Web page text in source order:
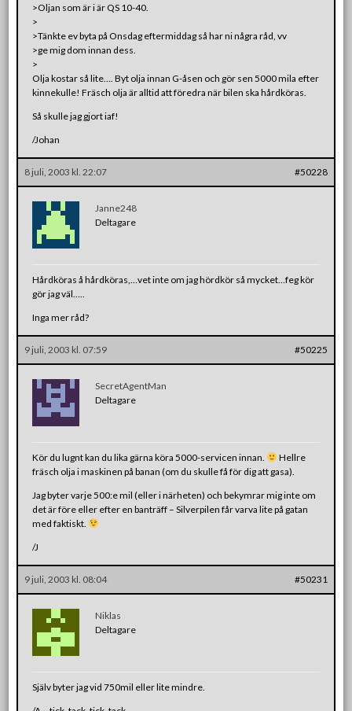
>Oljan som är i är QS 10-40.
>
>Tänkte ev byta på Onsdag eftermiddag så har ni några råd, vv
>ge mig dom innan dess.
>
Olja kostar så lite…. Byt olja innan G-åsen och gör sen 5000 mila efter
kinnekulle! Fräsch olja är alltid att föredra när bilen ska hårdköras.
Så skulle jag gjort iaf!
/Johan
8 juli, 2003 kl. 22:07 #50228
Janne248
Deltagare
Hårdköras å hårdköras,…vet inte om jag hördkör så mycket…feg kör
gör jag väl…..
Inga mer råd?
9 juli, 2003 kl. 07:59 #50225
SecretAgentMan
Deltagare
Kör du lugnt kan du lika gärna köra 5000-servicen innan.
Hellre
fräsch olja i maskinen på banan (om du skulle få för dig att gasa).
Jag byter varje 500:e mil (eller i närheten) och bekymrar mig inte om
det är före eller efter en banträff – Silverpilen får varva lite på gatan
med faktiskt.
/J
9 juli, 2003 kl. 08:04 #50231
Niklas
Deltagare
Själv byter jag vid 750mil eller lite mindre.